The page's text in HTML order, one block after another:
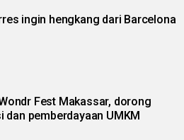
ingin hengkang dari Barcelona
Fest Makassar, dorong
dan pemberdayaan UMKM